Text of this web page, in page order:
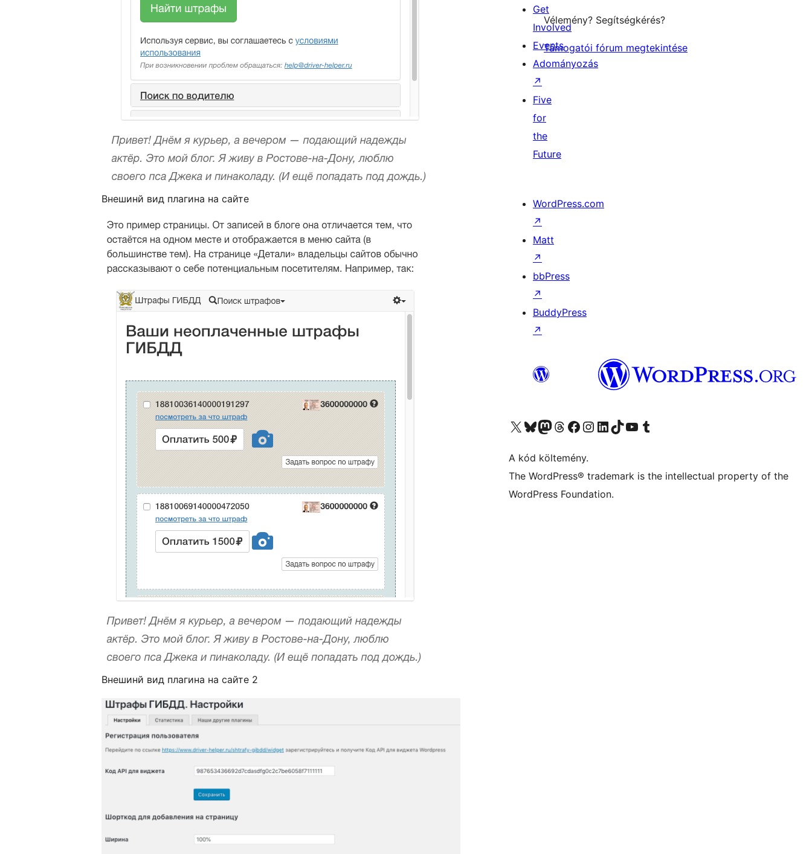
Внешинй вид плагина на сайте
Внешинй вид плагина на сайте 2
Vélemény? Segítségkérés?
Támogatói fórum megtekintése
Get
Involved
Events
Adományozás
↗
Five
for
the
Future
WordPress.com
↗
Matt
↗
bbPress
↗
BuddyPress
↗
Visit our X (formerly Twitter) account
Visit our Bluesky account
Twitter csatornánk
Visit our Threads account
Facebook oldalunk megtekintése
Visit our Instagram account
Visit our LinkedIn account
Visit our TikTok account
Visit our YouTube channel
Visit our Tumblr account
A kód költemény.
The WordPress® trademark is the intellectual property of the
WordPress Foundation.